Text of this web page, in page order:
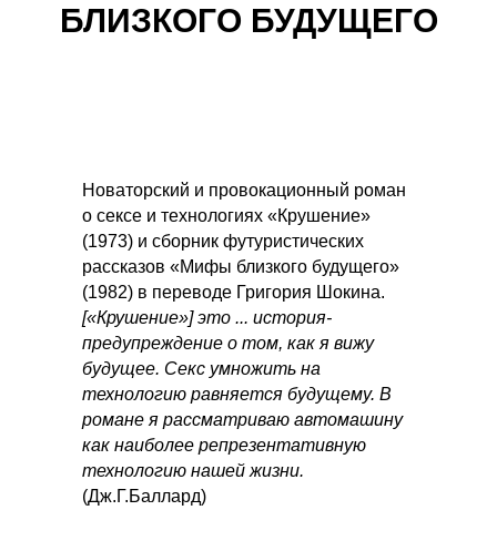
БЛИЗКОГО БУДУЩЕГО
Новаторский и провокационный роман
о сексе и технологиях «Крушение»
(1973) и сборник футуристических
рассказов «Мифы близкого будущего»
(1982) в переводе Григория Шокина.
[«Крушение»] это ... история-
предупреждение о том, как я вижу
будущее. Секс умножить на
технологию равняется будущему. В
романе я рассматриваю автомашину
как наиболее репрезентативную
технологию нашей жизни.
(Дж.Г.Баллард)